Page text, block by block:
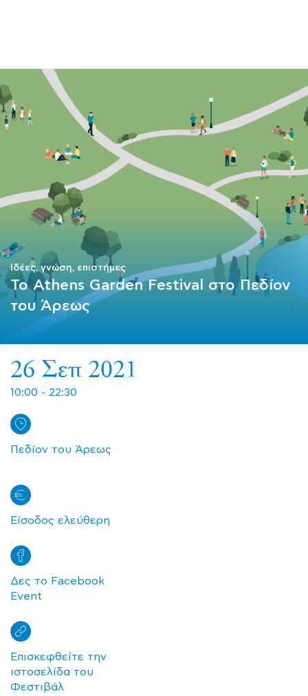
ΣΠΟΥΔΕΣ
ΣΥΝΕΡΓΕΙΕΣ
26 Σεπ 2021
10:00 - 22:30
Πεδίον του Άρεως
Είσοδος ελεύθερη
Δες το Facebook
Event
Επισκεφθείτε την
ιστοσελίδα του
Φεστιβάλ
Ιδέες, γνώση, επιστήμες
Το Athens Garden Festival στο Πεδίον
του Άρεως